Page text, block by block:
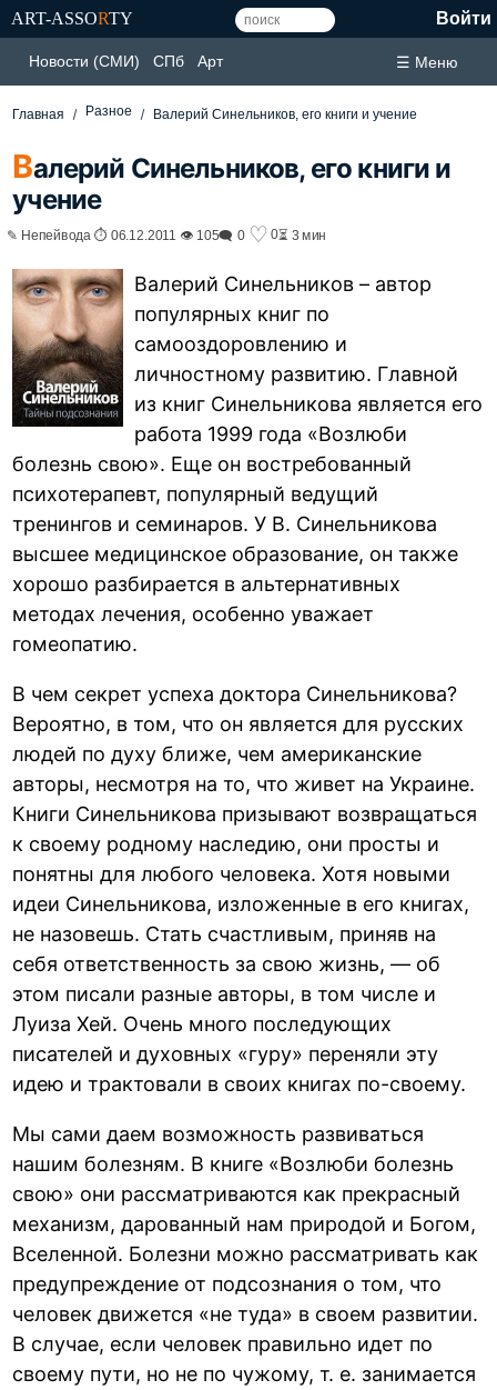
ART-ASSORTY Войти
Новости (СМИ) СПб Арт ☰ Меню
Главная Разное Валерий Синельников, его книги и учение
Валерий Синельников, его книги и
учение
✎ Непейвода ⏱ 06.12.2011 👁 105🗨 0 ♡ 0⏳ 3 мин
Валерий Синельников – автор
популярных книг по
самооздоровлению и
личностному развитию. Главной
из книг Синельникова является его
работа 1999 года «Возлюби
болезнь свою». Еще он востребованный
психотерапевт, популярный ведущий
тренингов и семинаров. У В. Синельникова
высшее медицинское образование, он также
хорошо разбирается в альтернативных
методах лечения, особенно уважает
гомеопатию.
В чем секрет успеха доктора Синельникова?
Вероятно, в том, что он является для русских
людей по духу ближе, чем американские
авторы, несмотря на то, что живет на Украине.
Книги Синельникова призывают возвращаться
к своему родному наследию, они просты и
понятны для любого человека. Хотя новыми
идеи Синельникова, изложенные в его книгах,
не назовешь. Стать счастливым, приняв на
себя ответственность за свою жизнь, — об
этом писали разные авторы, в том числе и
Луиза Хей. Очень много последующих
писателей и духовных «гуру» переняли эту
идею и трактовали в своих книгах по-своему.
Мы сами даем возможность развиваться
нашим болезням. В книге «Возлюби болезнь
свою» они рассматриваются как прекрасный
механизм, дарованный нам природой и Богом,
Вселенной. Болезни можно рассматривать как
предупреждение от подсознания о том, что
человек движется «не туда» в своем развитии.
В случае, если человек правильно идет по
своему пути, но не по чужому, т. е. занимается